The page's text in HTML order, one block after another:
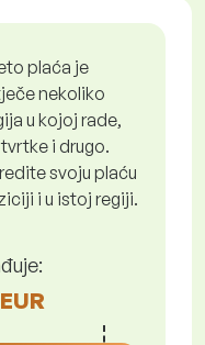
plaća je
nekoliko
u kojoj rade,
i drugo.
svoju plaću
i u istoj regiji.